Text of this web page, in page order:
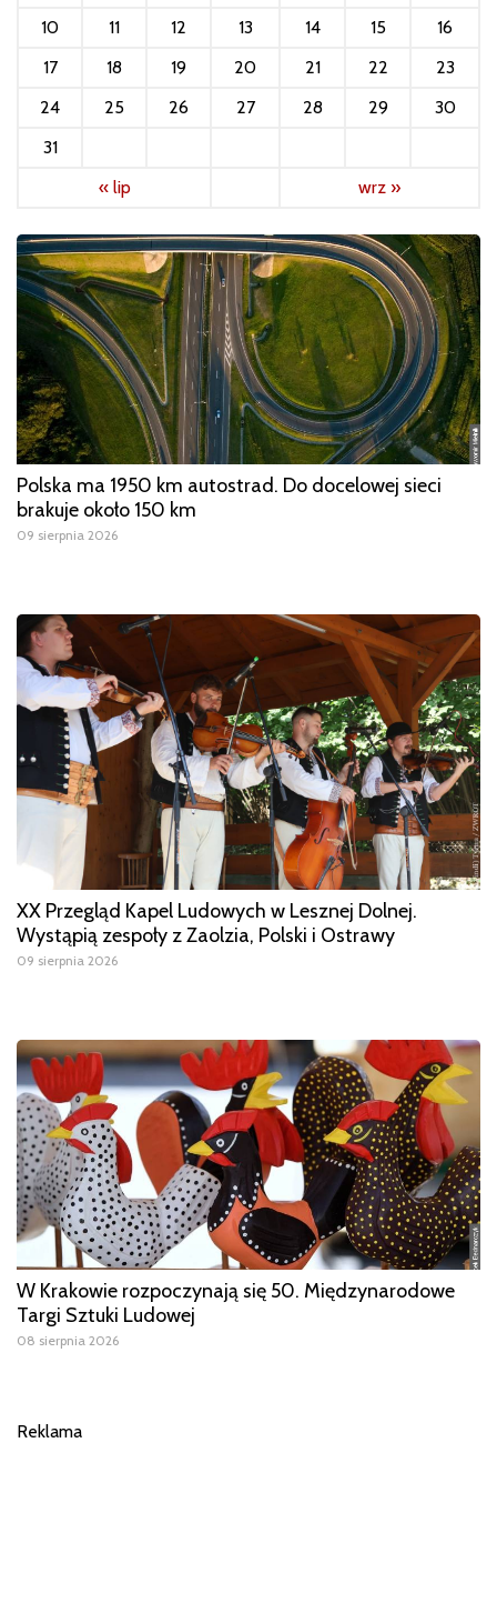
10
11 12 13 14 15
16
17
18 19 20 21 22
23
24
25 26 27 28 29
30
31
« lip
wrz »
Polska ma 1950 km autostrad. Do docelowej sieci
brakuje około 150 km
09 sierpnia 2026
XX Przegląd Kapel Ludowych w Lesznej Dolnej.
Wystąpią zespoły z Zaolzia, Polski i Ostrawy
09 sierpnia 2026
W Krakowie rozpoczynają się 50. Międzynarodowe
Targi Sztuki Ludowej
08 sierpnia 2026
Reklama